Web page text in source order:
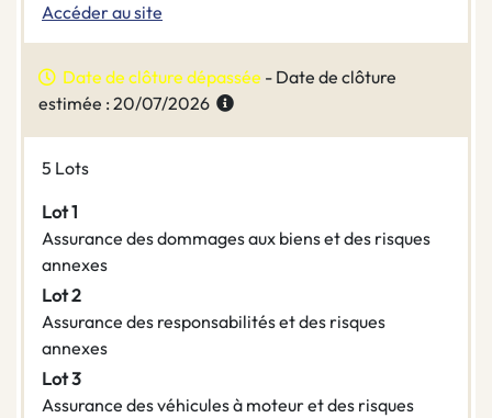
Accéder au site
Date de clôture dépassée - Date de clôture
estimée : 20/07/2026
5 Lots
Lot 1
Assurance des dommages aux biens et des risques
annexes
Lot 2
Assurance des responsabilités et des risques
annexes
Lot 3
Assurance des véhicules à moteur et des risques